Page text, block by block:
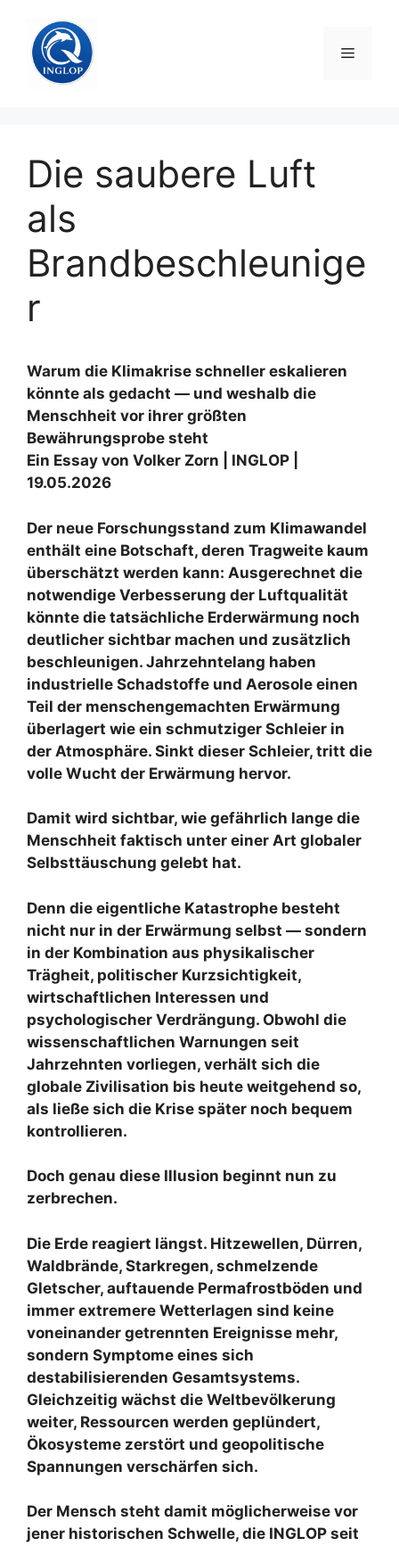
Inhalt
springen
Menü
Die saubere Luft
als
Brandbeschleunige
r
Warum die Klimakrise schneller eskalieren
könnte als gedacht — und weshalb die
Menschheit vor ihrer größten
Bewährungsprobe steht
Ein Essay von Volker Zorn | INGLOP |
19.05.2026
Der neue Forschungsstand zum Klimawandel
enthält eine Botschaft, deren Tragweite kaum
überschätzt werden kann: Ausgerechnet die
notwendige Verbesserung der Luftqualität
könnte die tatsächliche Erderwärmung noch
deutlicher sichtbar machen und zusätzlich
beschleunigen. Jahrzehntelang haben
industrielle Schadstoffe und Aerosole einen
Teil der menschengemachten Erwärmung
überlagert wie ein schmutziger Schleier in
der Atmosphäre. Sinkt dieser Schleier, tritt die
volle Wucht der Erwärmung hervor.
Damit wird sichtbar, wie gefährlich lange die
Menschheit faktisch unter einer Art globaler
Selbsttäuschung gelebt hat.
Denn die eigentliche Katastrophe besteht
nicht nur in der Erwärmung selbst — sondern
in der Kombination aus physikalischer
Trägheit, politischer Kurzsichtigkeit,
wirtschaftlichen Interessen und
psychologischer Verdrängung. Obwohl die
wissenschaftlichen Warnungen seit
Jahrzehnten vorliegen, verhält sich die
globale Zivilisation bis heute weitgehend so,
als ließe sich die Krise später noch bequem
kontrollieren.
Doch genau diese Illusion beginnt nun zu
zerbrechen.
Die Erde reagiert längst. Hitzewellen, Dürren,
Waldbrände, Starkregen, schmelzende
Gletscher, auftauende Permafrostböden und
immer extremere Wetterlagen sind keine
voneinander getrennten Ereignisse mehr,
sondern Symptome eines sich
destabilisieren­den Gesamtsystems.
Gleichzeitig wächst die Weltbevölkerung
weiter, Ressourcen werden geplündert,
Ökosysteme zerstört und geopolitische
Spannungen verschärfen sich.
Der Mensch steht damit möglicherweise vor
jener historischen Schwelle, die INGLOP seit